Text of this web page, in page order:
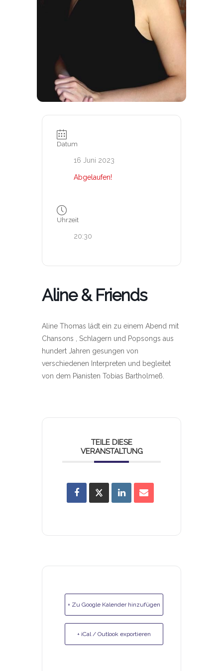
Datum
16 Juni 2023
Abgelaufen!
Uhrzeit
20:30
Aline & Friends
Aline Thomas lädt ein zu einem Abend mit
Chansons , Schlagern und Popsongs aus
hundert Jahren gesungen von
verschiedenen Interpreten und begleitet
von dem Pianisten Tobias Bartholmeß.
TEILE DIESE
VERANSTALTUNG
+ Zu Google Kalender hinzufügen
+ iCal / Outlook exportieren